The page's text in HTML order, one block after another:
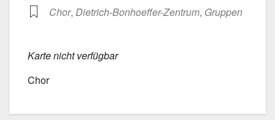
Chor, Dietrich-Bonhoeffer-Zentrum, Grup­pen
Kar­te nicht ver­füg­bar
Chor